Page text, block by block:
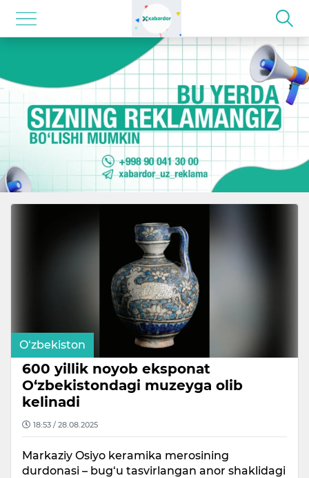
O‘zbekiston
600 yillik noyob eksponat
O‘zbekistondagi muzeyga olib
kelinadi
18:53 / 28.08.2025
Markaziy Osiyo keramika merosining
durdonasi – bug‘u tasvirlangan anor shaklidagi